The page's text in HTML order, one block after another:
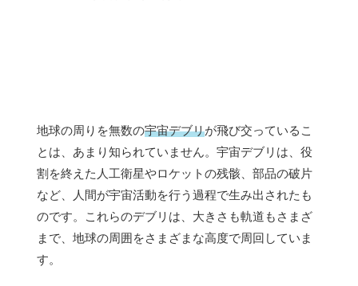
地球の周りを無数の宇宙デブリが飛び交っているこ
とは、あまり知られていません。宇宙デブリは、役
割を終えた人工衛星やロケットの残骸、部品の破片
など、人間が宇宙活動を行う過程で生み出されたも
のです。これらのデブリは、大きさも軌道もさまざ
まで、地球の周囲をさまざまな高度で周回していま
す。